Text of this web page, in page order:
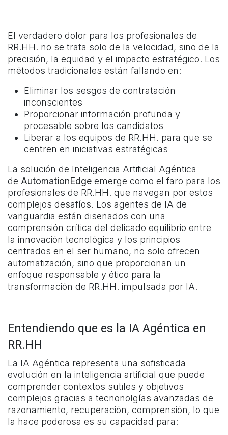
El verdadero dolor para los profesionales de
RR.HH. no se trata solo de la velocidad, sino de la
precisión, la equidad y el impacto estratégico. Los
métodos tradicionales están fallando en:
Eliminar los sesgos de contratación
inconscientes
Proporcionar información profunda y
procesable sobre los candidatos
Liberar a los equipos de RR.HH. para que se
centren en iniciativas estratégicas
La solución de Inteligencia Artificial Agéntica
de AutomationEdge emerge como el faro para los
profesionales de RR.HH. que navegan por estos
complejos desafíos. Los agentes de IA de
vanguardia están diseñados con una
comprensión crítica del delicado equilibrio entre
la innovación tecnológica y los principios
centrados en el ser humano, no solo ofrecen
automatización, sino que proporcionan un
enfoque responsable y ético para la
transformación de RR.HH. impulsada por IA.
Entendiendo que es la IA Agéntica en
RR.HH
La IA Agéntica representa una sofisticada
evolución en la inteligencia artificial que puede
comprender contextos sutiles y objetivos
complejos gracias a tecnonolgías avanzadas de
razonamiento, recuperación, comprensión, lo que
la hace poderosa es su capacidad para: